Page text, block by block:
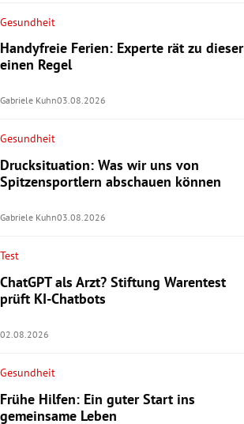
Gesundheit
Handyfreie Ferien: Experte rät zu dieser
einen Regel
Gabriele Kuhn03.08.2026
Gesundheit
Drucksituation: Was wir uns von
Spitzensportlern abschauen können
Gabriele Kuhn03.08.2026
Test
ChatGPT als Arzt? Stiftung Warentest
prüft KI-Chatbots
02.08.2026
Gesundheit
Frühe Hilfen: Ein guter Start ins
gemeinsame Leben